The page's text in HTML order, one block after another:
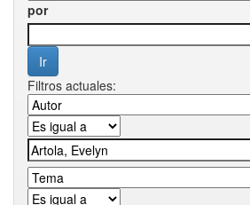
por
Filtros actuales: